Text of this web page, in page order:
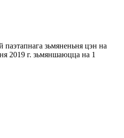
паэтапнага зьмяненьня цэн на
2019 г. зьмяншаюцца на 1